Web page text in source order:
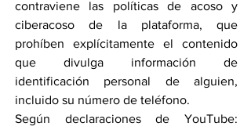
contraviene las políticas de acoso y
ciberacoso de la plataforma, que
prohíben explícitamente el contenido
que divulga información de
identificación personal de alguien,
incluido su número de teléfono.
Según declaraciones de YouTube: